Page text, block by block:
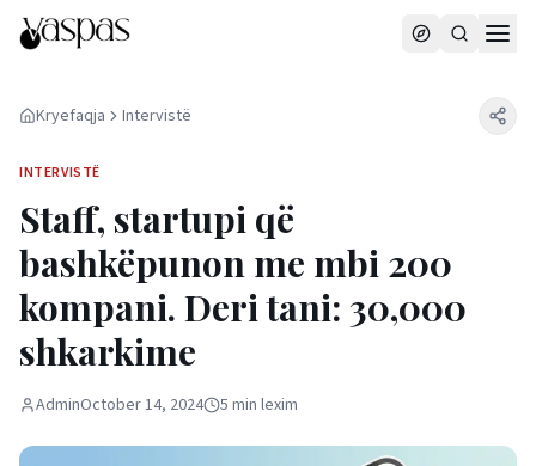
Kryefaqja Intervistë
INTERVISTË
Staff, startupi që
bashkëpunon me mbi 200
kompani. Deri tani: 30,000
shkarkime
AdminOctober 14, 2024 5 min lexim